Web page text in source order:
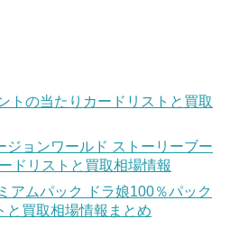
トの当たりカードリストと買取
ジョンワールド ストーリーブー
ドリストと買取相場情報
アムパック ドラ娘100％パック
と買取相場情報まとめ